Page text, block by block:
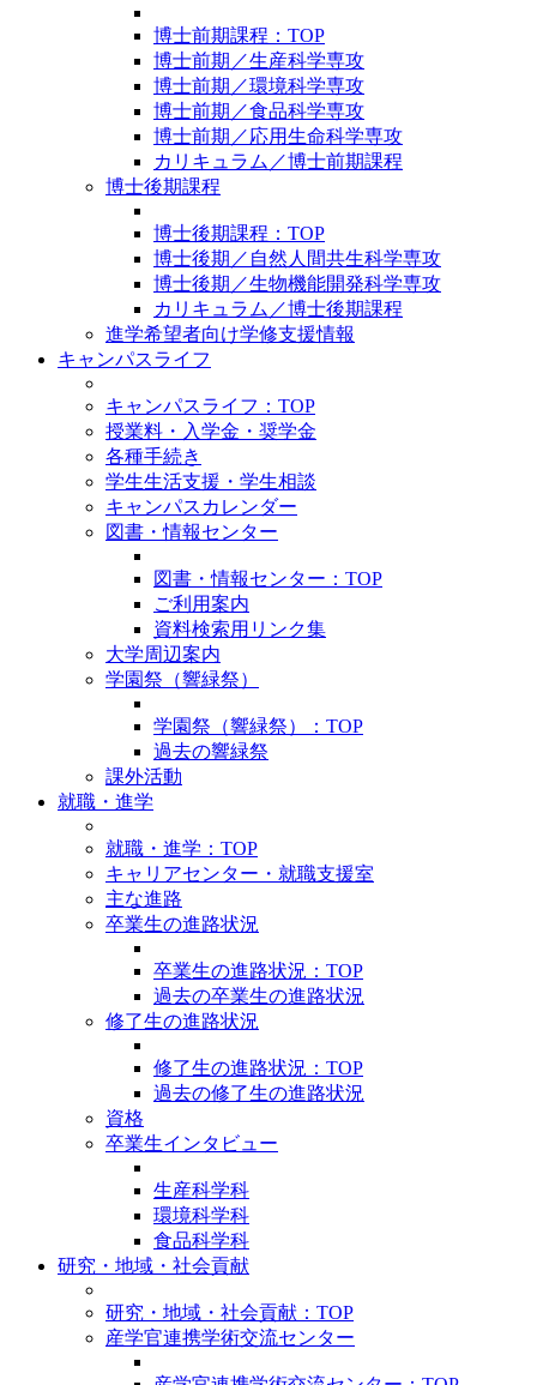
博士前期課程：TOP
博士前期／生産科学専攻
博士前期／環境科学専攻
博士前期／食品科学専攻
博士前期／応用生命科学専攻
カリキュラム／博士前期課程
博士後期課程
博士後期課程：TOP
博士後期／自然人間共生科学専攻
博士後期／生物機能開発科学専攻
カリキュラム／博士後期課程
進学希望者向け学修支援情報
キャンパスライフ
キャンパスライフ：TOP
授業料・入学金・奨学金
各種手続き
学生生活支援・学生相談
キャンパスカレンダー
図書・情報センター
図書・情報センター：TOP
ご利用案内
資料検索用リンク集
大学周辺案内
学園祭（響緑祭）
学園祭（響緑祭）：TOP
過去の響緑祭
課外活動
就職・進学
就職・進学：TOP
キャリアセンター・就職支援室
主な進路
卒業生の進路状況
卒業生の進路状況：TOP
過去の卒業生の進路状況
修了生の進路状況
修了生の進路状況：TOP
過去の修了生の進路状況
資格
卒業生インタビュー
生産科学科
環境科学科
食品科学科
研究・地域・社会貢献
研究・地域・社会貢献：TOP
産学官連携学術交流センター